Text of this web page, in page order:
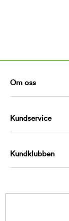
Om oss
Kundservice
Kundklubben